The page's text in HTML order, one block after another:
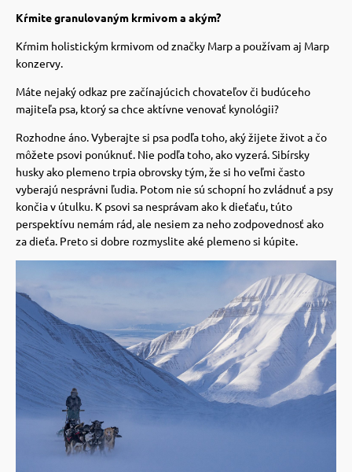
poukazy
Kŕmite granulovaným krmivom a akým?
Kŕmim holistickým krmivom od značky Marp a používam aj Marp
konzervy.
Máte nejaký odkaz pre začínajúcich chovateľov či budúceho
majiteľa psa, ktorý sa chce aktívne venovať kynológii?
Rozhodne áno. Vyberajte si psa podľa toho, aký žijete život a čo
môžete psovi ponúknuť. Nie podľa toho, ako vyzerá. Sibírsky
husky ako plemeno trpia obrovsky tým, že si ho veľmi často
vyberajú nesprávni ľudia. Potom nie sú schopní ho zvládnuť a psy
končia v útulku. K psovi sa nesprávam ako k dieťaťu, túto
perspektívu nemám rád, ale nesiem za neho zodpovednosť ako
za dieťa. Preto si dobre rozmyslite aké plemeno si kúpite.